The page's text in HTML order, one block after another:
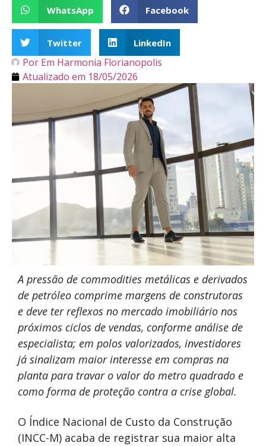
WhatsApp Facebook
Twitter LinkedIn
Por Em Harmonia Florianopolis
Atualizado em 18/05/2026
A pressão de commodities metálicas e derivados
de petróleo comprime margens de construtoras
e deve ter reflexos no mercado imobiliário nos
próximos ciclos de vendas, conforme análise de
especialista; em polos valorizados, investidores
já sinalizam maior interesse em compras na
planta para travar o valor do metro quadrado e
como forma de proteção contra a crise global.
O Índice Nacional de Custo da Construção
(INCC-M) acaba de registrar sua maior alta